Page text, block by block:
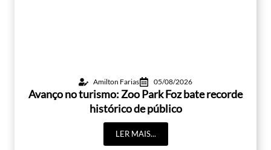
Amilton Farias 05/08/2026
Avanço no turismo: Zoo Park Foz bate recorde
histórico de público
LER MAIS...